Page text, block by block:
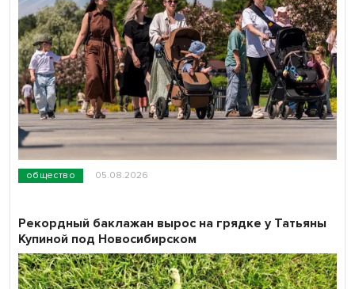
общество 05.08.2026
Рекордный баклажан вырос на грядке у Татьяны
Купиной под Новосибирском